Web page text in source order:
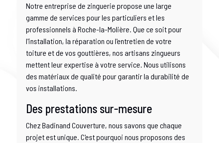
Notre entreprise de zinguerie propose une large
gamme de services pour les particuliers et les
professionnels à Roche-la-Molière. Que ce soit pour
l'installation, la réparation ou l'entretien de votre
toiture et de vos gouttières, nos artisans zingueurs
mettent leur expertise à votre service. Nous utilisons
des matériaux de qualité pour garantir la durabilité de
vos installations.
Des prestations sur-mesure
Chez Badinand Couverture, nous savons que chaque
projet est unique. C'est pourquoi nous proposons des